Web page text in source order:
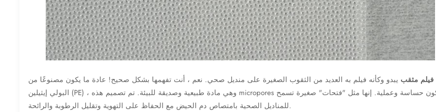
فيلم مثقب يبدو وكأنه فيلم به العديد من الثقوب الصغيرة على منديل صحي. نعم ، أنت تفهمها بشكل صحيح! عادة ما يكون مصنوعًا من
البولي إيثيلين (PE) ، وهي مادة طبيعية وصديقة للبيئة. تم تصميم هذه micropores لتكون حساسة وعملية. إنها مثل "فتحات" صغيرة تسمح
للمناديل الصحية بامتصاص دم الحيض مع الحفاظ على التهوية وتقليل الرطوبة والرائحة.